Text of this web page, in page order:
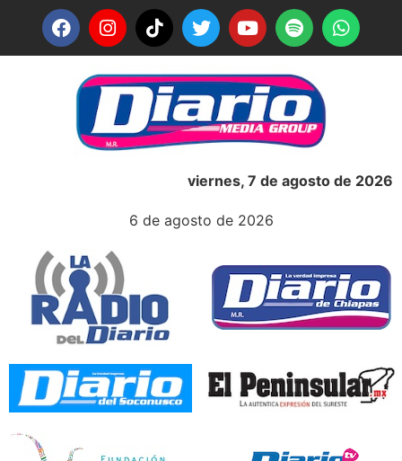
viernes, 7 de agosto de 2026
6 de agosto de 2026